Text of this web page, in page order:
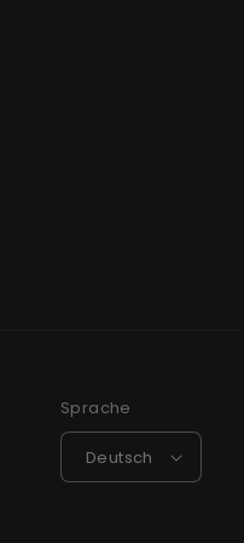
Sprache
Deutsch